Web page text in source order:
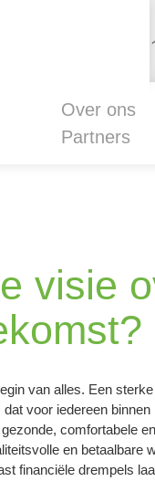
Over ons
Partners
visie
van alles. Een
voor iedereen
comfortabele
en betaalbare
financiële drempels